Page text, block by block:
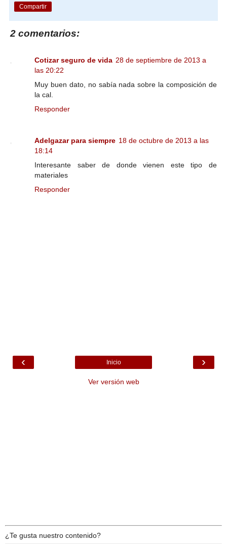
Compartir
2 comentarios:
Cotizar seguro de vida 28 de septiembre de 2013 a
las 20:22
Muy buen dato, no sabía nada sobre la composición de
la cal.
Responder
Adelgazar para siempre 18 de octubre de 2013 a las
18:14
Interesante saber de donde vienen este tipo de
materiales
Responder
‹ ›
Inicio
Ver versión web
¿Te gusta nuestro contenido?